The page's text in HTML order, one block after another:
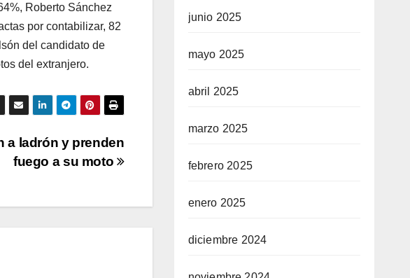
Roberto Sánchez
por contabilizar, 82
del candidato de
del extranjero.
a ladrón y prenden
fuego a su moto
junio 2025
mayo 2025
abril 2025
marzo 2025
febrero 2025
enero 2025
diciembre 2024